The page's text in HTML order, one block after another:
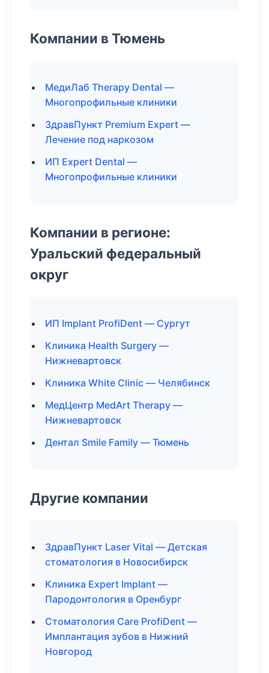
Компании в Тюмень
МедиЛаб Therapy Dental —
Многопрофильные клиники
ЗдравПункт Premium Expert —
Лечение под наркозом
ИП Expert Dental —
Многопрофильные клиники
Компании в регионе:
Уральский федеральный
округ
ИП Implant ProfiDent — Сургут
Клиника Health Surgery —
Нижневартовск
Клиника White Clinic — Челябинск
МедЦентр MedArt Therapy —
Нижневартовск
Дентал Smile Family — Тюмень
Другие компании
ЗдравПункт Laser Vital — Детская
стоматология в Новосибирск
Клиника Expert Implant —
Пародонтология в Оренбург
Стоматология Care ProfiDent —
Имплантация зубов в Нижний
Новгород